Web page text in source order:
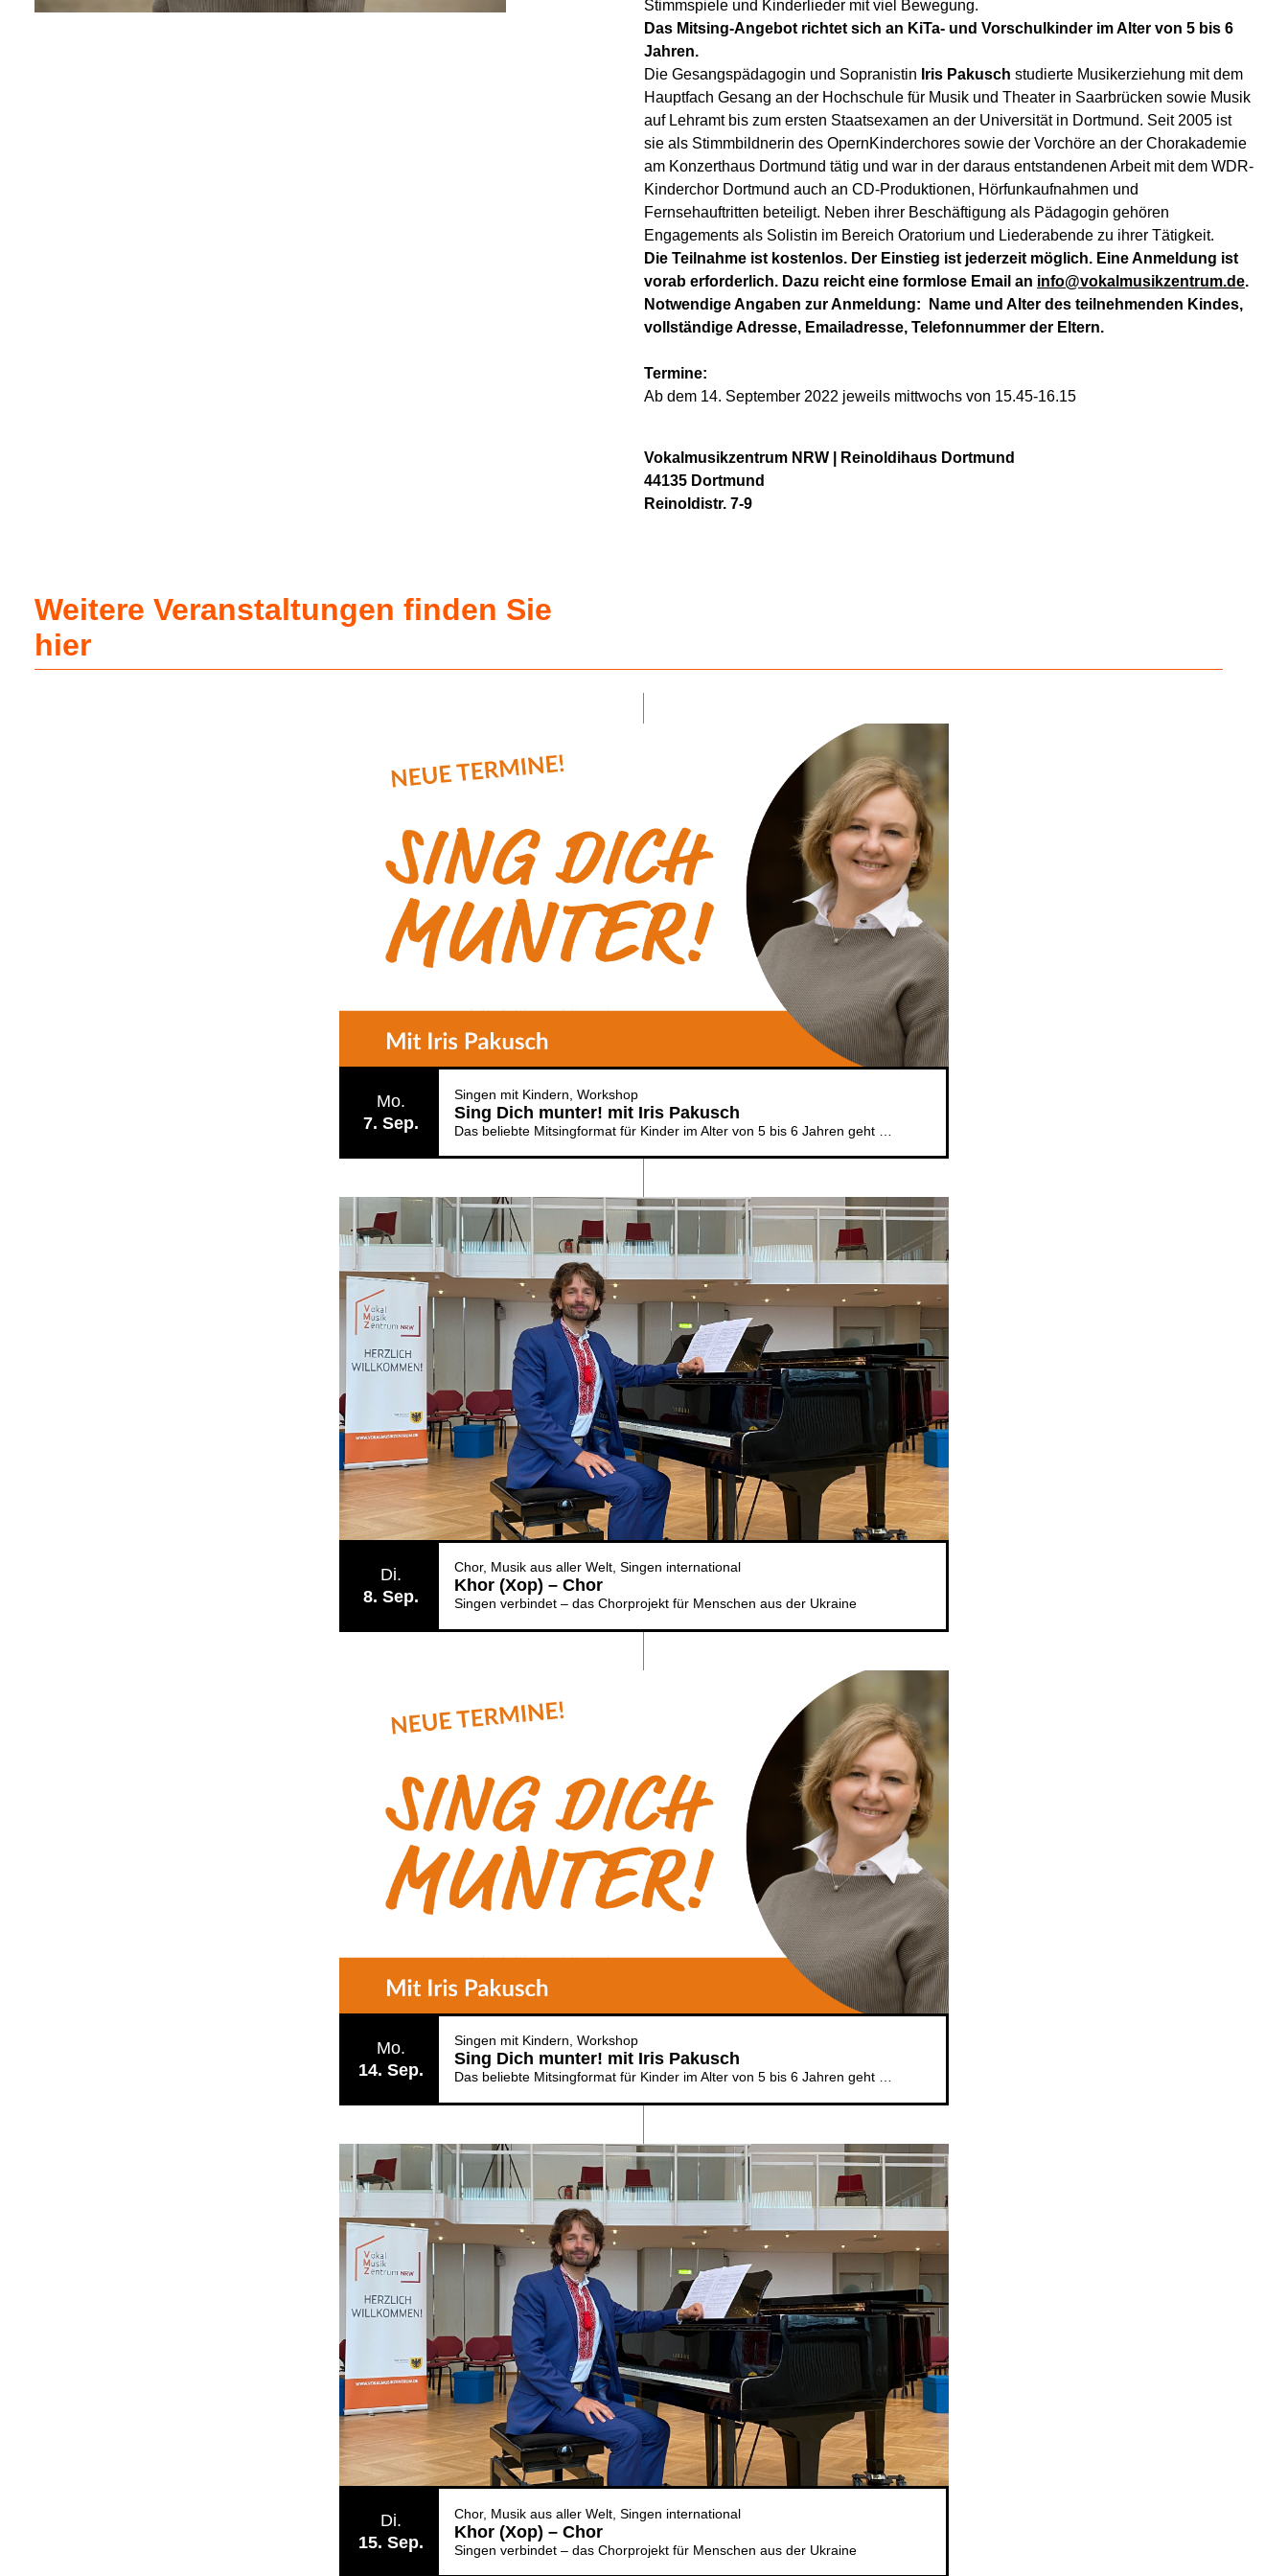
Stimmspiele und Kinderlieder mit viel Bewegung.
Das Mitsing-Angebot richtet sich an KiTa- und Vorschulkinder im Alter von 5 bis 6
Jahren.
Die Gesangspädagogin und Sopranistin Iris Pakusch studierte Musikerziehung mit dem
Hauptfach Gesang an der Hochschule für Musik und Theater in Saarbrücken sowie Musik
auf Lehramt bis zum ersten Staatsexamen an der Universität in Dortmund. Seit 2005 ist
sie als Stimmbildnerin des OpernKinderchores sowie der Vorchöre an der Chorakademie
am Konzerthaus Dortmund tätig und war in der daraus entstandenen Arbeit mit dem WDR-
Kinderchor Dortmund auch an CD-Produktionen, Hörfunkaufnahmen und
Fernsehauftritten beteiligt. Neben ihrer Beschäftigung als Pädagogin gehören
Engagements als Solistin im Bereich Oratorium und Liederabende zu ihrer Tätigkeit.
Die Teilnahme ist kostenlos. Der Einstieg ist jederzeit möglich. Eine Anmeldung ist
vorab erforderlich. Dazu reicht eine formlose Email an info@vokalmusikzentrum.de.
Notwendige Angaben zur Anmeldung:
Name und Alter des teilnehmenden Kindes,
vollständige Adresse, Emailadresse, Telefonnummer der Eltern.
Termine:
Ab dem 14. September 2022 jeweils mittwochs von 15.45-16.15
Vokalmusikzentrum NRW | Reinoldihaus Dortmund
44135 Dortmund
Reinoldistr. 7-9
Weitere Veranstaltungen finden Sie
hier
Mo.
7 Sep.
Singen mit Kindern Workshop
Sing Dich munter! mit Iris Pakusch
Di.
8 Sep.
Chor Musik aus aller Welt Singen international
Khor (Xop) – Chor
Singen verbindet – das Chorprojekt für Menschen aus der Ukraine
Mo.
14 Sep.
Singen mit Kindern Workshop
Sing Dich munter! mit Iris Pakusch
Das beliebte Mitsingformat für Kinder im Alter von 5 bis 6 Jahren geht weiter
Di.
15 Sep.
Chor Musik aus aller Welt Singen international
Khor (Xop) – Chor
Singen verbindet – das Chorprojekt für Menschen aus der Ukraine